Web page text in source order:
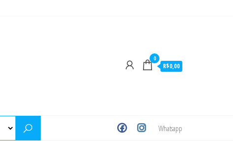
0
R$0,00
Whatsapp